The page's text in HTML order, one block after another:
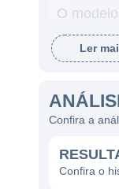
O
geradas
A
além de
Com
Ler
Confira a
Confira o